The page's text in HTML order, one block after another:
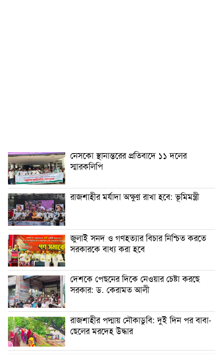
নেসকো স্থানান্তরের প্রতিবাদে ১১ দলের
স্মারকলিপি
রাজশাহীর মর্যাদা অক্ষুণ্ন রাখা হবে: ভূমিমন্ত্রী
জুলাই সনদ ও গণহত্যার বিচার নিশ্চিত করতে
সরকারকে বাধ্য করা হবে
দেশকে পেছনের দিকে নেওয়ার চেষ্টা করছে
সরকার: ড. কেরামত আলী
রাজশাহীর পদ্মায় নৌকাডুবি: দুই দিন পর বাবা-
ছেলের মরদেহ উদ্ধার